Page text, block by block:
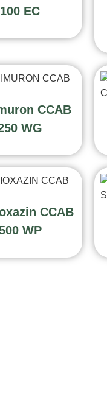
100 EC
CCAB
WG
CCAB
WP